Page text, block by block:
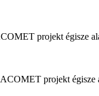
projekt égisze
projekt